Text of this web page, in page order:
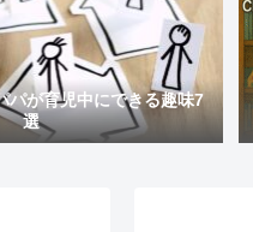
パが育児中にできる趣味7
選